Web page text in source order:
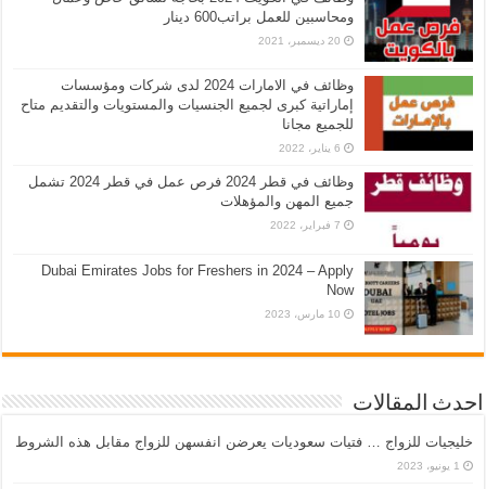
ومحاسبين للعمل براتب600 دينار
20 ديسمبر، 2021
وظائف في الامارات 2024 لدى شركات ومؤسسات
إماراتية كبرى لجميع الجنسيات والمستويات والتقديم متاح
للجميع مجانا
6 يناير، 2022
وظائف في قطر 2024 فرص عمل في قطر 2024 تشمل
جميع المهن والمؤهلات
7 فبراير، 2022
Dubai Emirates Jobs for Freshers in 2024 – Apply
Now
10 مارس، 2023
احدث المقالات
خليجيات للزواج … فتيات سعوديات يعرضن انفسهن للزواج مقابل هذه الشروط
1 يونيو، 2023